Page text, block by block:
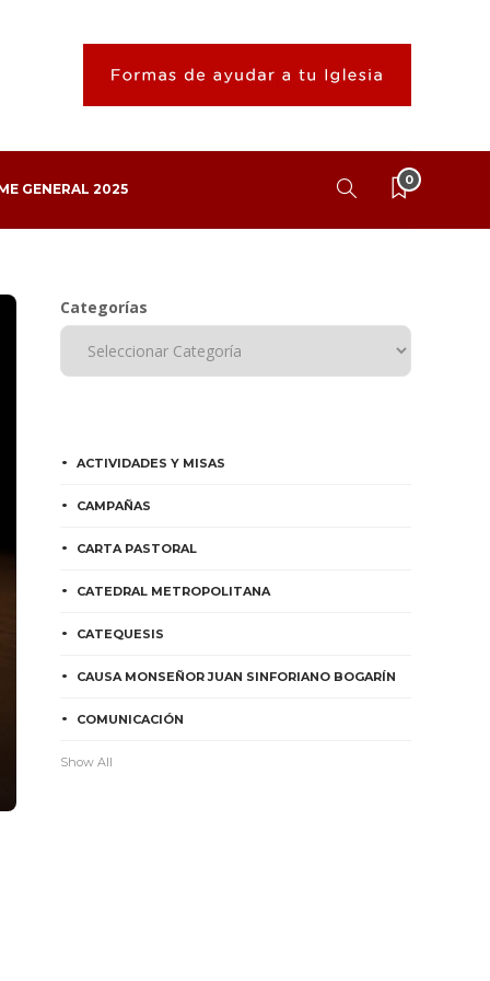
GENERAL 2025
0
Categorías
ACTIVIDADES Y MISAS
CAMPAÑAS
CARTA PASTORAL
CATEDRAL METROPOLITANA
CATEQUESIS
CAUSA MONSEÑOR JUAN SINFORIANO BOGARÍN
COMUNICACIÓN
Show All